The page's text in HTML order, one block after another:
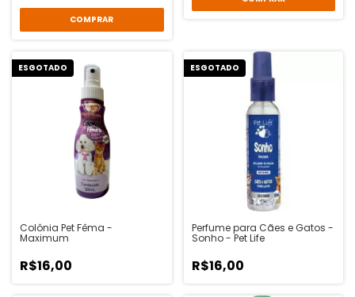
COMPRAR
ESGOTADO
Colônia Pet Fêma -
Maximum
R$16,00
ESGOTADO
Perfume para Cães e Gatos -
Sonho - Pet Life
R$16,00